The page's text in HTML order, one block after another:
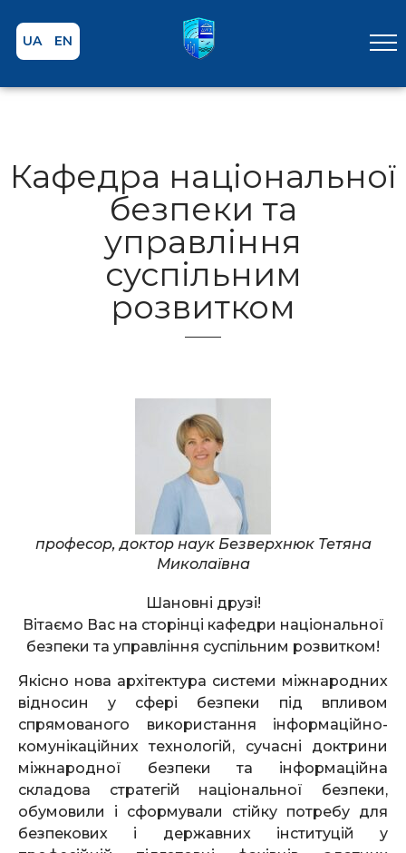
UA EN
Кафедра національної
безпеки та
управління
суспільним
розвитком
професор, доктор наук Безверхнюк Тетяна
Миколаївна
Шановні друзі!
Вітаємо Вас на сторінці кафедри національної
безпеки та управління суспільним розвитком!
Якісно нова архітектура системи міжнародних
відносин у сфері безпеки під впливом
спрямованого використання інформаційно-
комунікаційних технологій, сучасні доктрини
міжнародної безпеки та інформаційна
складова стратегій національної безпеки,
обумовили і сформували стійку потребу для
безпекових і державних інституцій у